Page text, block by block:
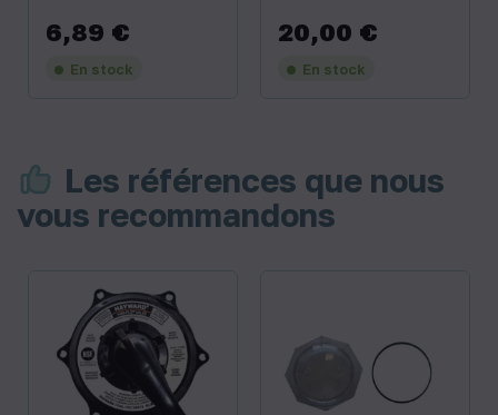
Prix
6,89 €
En stock
Prix
20,00 €
En stock
Les références que nous
vous recommandons